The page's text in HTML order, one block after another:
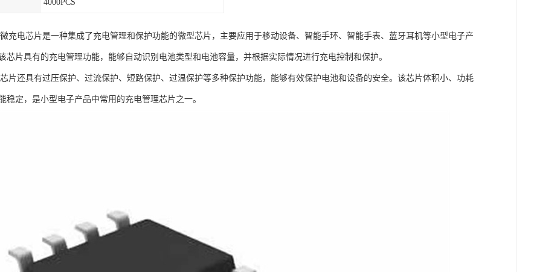
4000PCS
微充电芯片是一种集成了充电管理和保护功能的微型芯片，主要应用于移动设备、智能手环、智能手表、蓝牙耳机等小型电子产
芯片具有的充电管理功能，能够自动识别电池类型和电池容量，并根据实际情况进行充电控制和保护。
芯片还具有过压保护、过流保护、短路保护、过温保护等多种保护功能，能够有效保护电池和设备的安全。该芯片体积小、功耗
稳定，是小型电子产品中常用的充电管理芯片之一。